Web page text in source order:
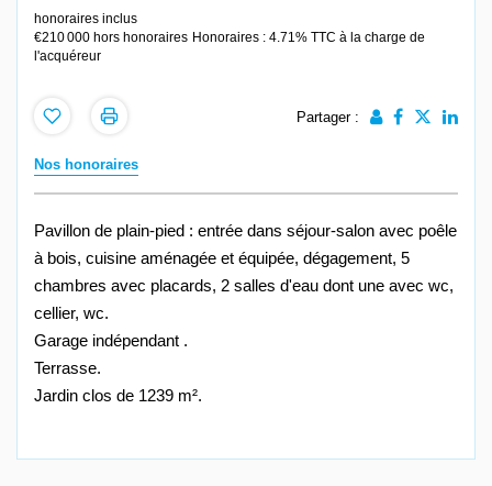
honoraires inclus
€210 000 hors honoraires Honoraires : 4.71% TTC à la charge de
l'acquéreur
Partager :
Nos honoraires
Pavillon de plain-pied : entrée dans séjour-salon avec poêle
à bois, cuisine aménagée et équipée, dégagement, 5
chambres avec placards, 2 salles d'eau dont une avec wc,
cellier, wc.
Garage indépendant .
Terrasse.
Jardin clos de 1239 m².